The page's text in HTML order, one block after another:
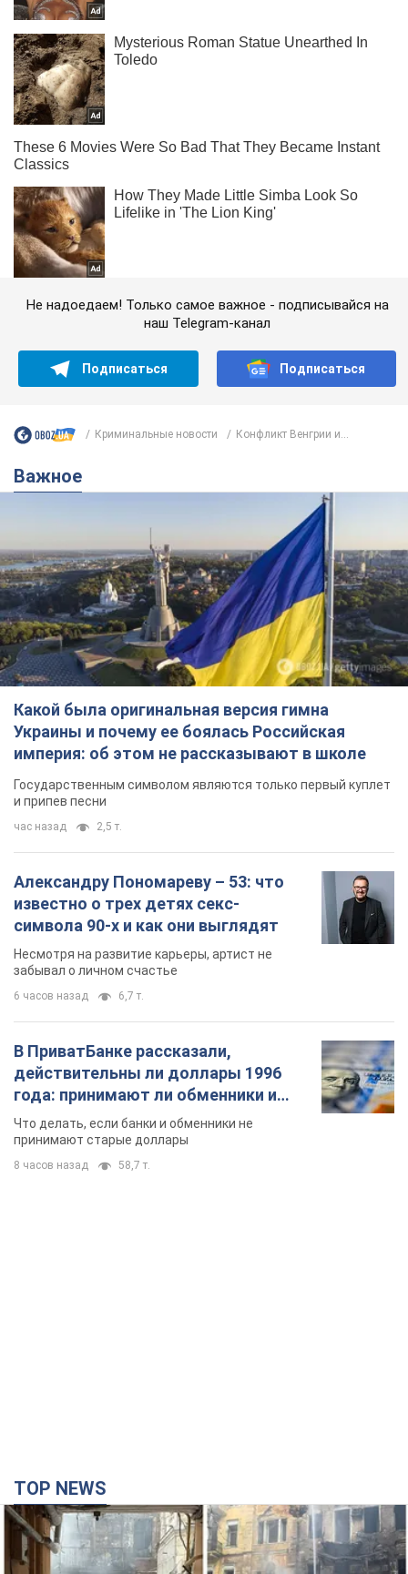
Не надоедаем! Только самое важное - подписывайся на
наш Telegram-канал
Подписаться Подписаться
Криминальные новости Конфликт Венгрии и...
Важное
Какой была оригинальная версия гимна
Украины и почему ее боялась Российская
империя: об этом не рассказывают в школе
Государственным символом являются только первый куплет
и припев песни
час назад 2,5 т.
Александру Пономареву – 53: что
известно о трех детях секс-
символа 90-х и как они выглядят
Несмотря на развитие карьеры, артист не
забывал о личном счастье
6 часов назад 6,7 т.
В ПриватБанке рассказали,
действительны ли доллары 1996
года: принимают ли обменники и
банки такие купюры
Что делать, если банки и обменники не
принимают старые доллары
8 часов назад 58,7 т.
TOP NEWS